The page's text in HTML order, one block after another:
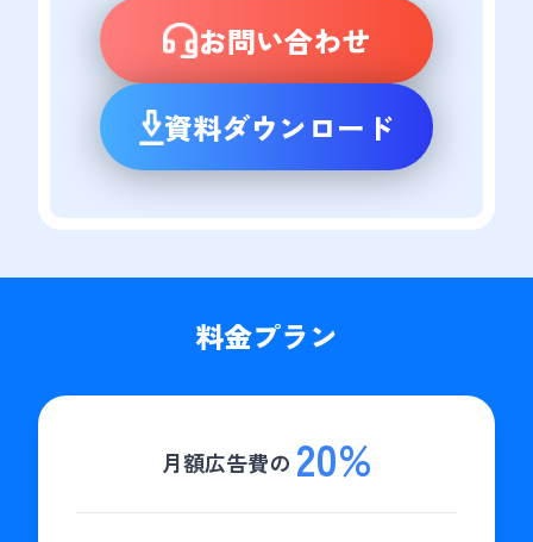
お問い合わせ
資料ダウンロード
料金プラン
月額広告費の 20%